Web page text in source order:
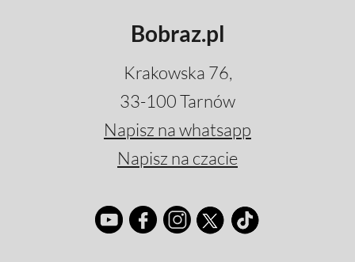
Bobraz.pl
Krakowska 76,
33-100 Tarnów
Napisz na whatsapp
Napisz na czacie